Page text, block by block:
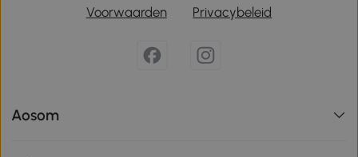
Voorwaarden Privacybeleid
Aosom